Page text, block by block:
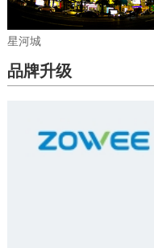
星河城
品牌升级